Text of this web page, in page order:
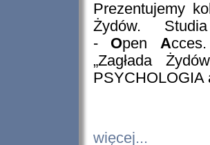
Prezentujemy
Żydów.
- Open A
„Zagłada
PSYCHOLOGIA
więcej...